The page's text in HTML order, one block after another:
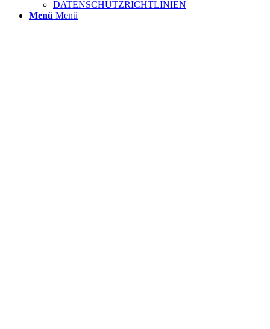
DATENSCHUTZRICHTLINIEN
Menü Menü